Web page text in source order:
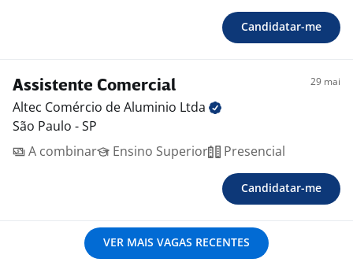
Candidatar-me
Assistente Comercial 29 mai
Altec Comércio de Aluminio Ltda
São Paulo - SP
A combinar
Ensino Superior Presencial
Candidatar-me
VER MAIS VAGAS RECENTES